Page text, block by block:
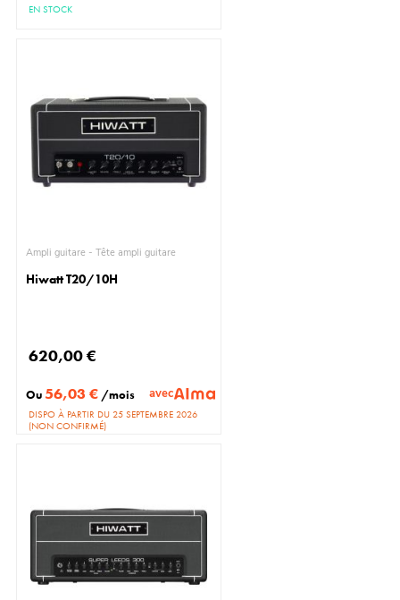
EN STOCK
Ampli guitare - Tête ampli guitare
Hiwatt T20/10H
620,00 €
Ou56,03 € /mois avec
DISPO À PARTIR DU 25 SEPTEMBRE 2026
(NON CONFIRMÉ)